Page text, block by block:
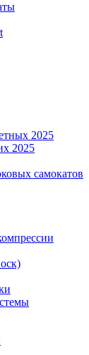
2025
2025
самокатов